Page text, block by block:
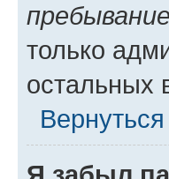
только
остальных